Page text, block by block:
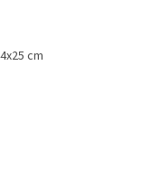
cm